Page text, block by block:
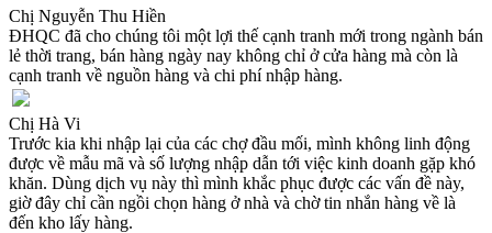
Chị Nguyễn Thu Hiền
ĐHQC đã cho chúng tôi một lợi thế cạnh tranh mới trong ngành bán
lẻ thời trang, bán hàng ngày nay không chỉ ở cửa hàng mà còn là
cạnh tranh về nguồn hàng và chi phí nhập hàng.
Chị Hà Vi
Trước kia khi nhập lại của các chợ đầu mối, mình không linh động
được về mẫu mã và số lượng nhập dẫn tới việc kinh doanh gặp khó
khăn. Dùng dịch vụ này thì mình khắc phục được các vấn đề này,
giờ đây chỉ cần ngồi chọn hàng ở nhà và chờ tin nhắn hàng về là
đến kho lấy hàng.